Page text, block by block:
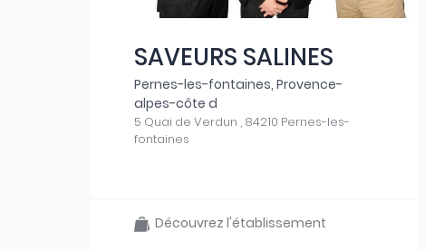
SAVEURS SALINES
Pernes-les-fontaines, Provence-
alpes-côte d
5 Quai de Verdun , 84210 Pernes-les-
fontaines
Découvrez l'établissement